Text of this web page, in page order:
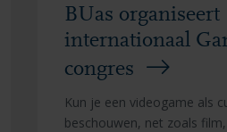
BUas organiseert
internationaal
congres
Kun je een videogame als
beschouwen, net zoals